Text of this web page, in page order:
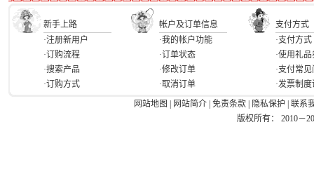
新手上路 帐户及订单信息
支付方式
·注册新用户
·订购流程
·搜索产品
·订购方式
·我的帐户功能
·订单状态
·修改订单
·取消订单
·支付方式
·使用礼品
·支付常
·发票制
网站地图
网站简介 免责条款 隐私保护
联系
版权所有： 2010－